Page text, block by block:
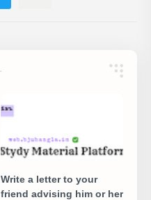
Write a letter to your
friend advising him or her